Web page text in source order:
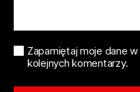
Zapamiętaj moje dane
kolejnych komentarzy.